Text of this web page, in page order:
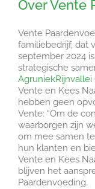
Over Vente
Vente
familiebedrijf, dat
september 2024
strategische
AgruniekRijnvallei
Vente en Kees
hebben geen
Vente: “Om de
waarborgen zijn
om mee samen
hun klanten en
Vente en Kees
blijven het
Paardenvoeding.